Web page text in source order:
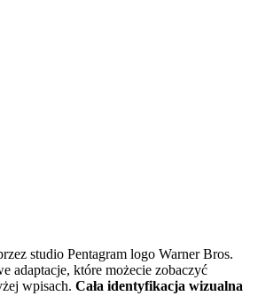
studio Pentagram logo Warner Bros.
adaptacje, które możecie zobaczyć
wpisach. Cała identyfikacja wizualna